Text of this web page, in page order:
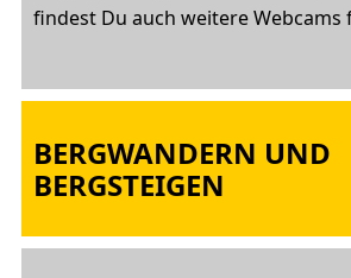
findest Du auch weitere Webcams
BERGWANDERN UND
BERGSTEIGEN